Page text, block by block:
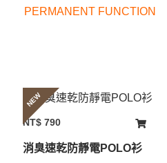
PERMANENT FUNCTION
NEW
NT$ 790
消臭速乾防靜電POLO衫